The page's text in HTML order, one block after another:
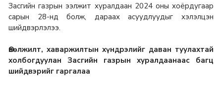
Засгийн газрын ээлжит хуралдаан 2024 оны хоёрдугаар
сарын 28-нд болж, дараах асуудлуудыг хэлэлцэн
шийдвэрлэлээ.
Өвөлжилт, хаваржилтын хүндрэлийг даван туулахтай
холбогдуулан Засгийн газрын хуралдаанаас багц
шийдвэрийг гаргалаа